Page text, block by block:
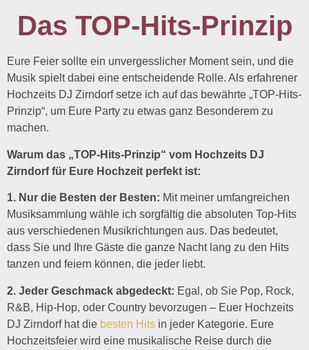
Das TOP-Hits-Prinzip
Eure Feier sollte ein unvergesslicher Moment sein, und die
Musik spielt dabei eine entscheidende Rolle. Als erfahrener
Hochzeits DJ Zirndorf setze ich auf das bewährte „TOP-Hits-
Prinzip“, um Eure Party zu etwas ganz Besonderem zu
machen.
Warum das „TOP-Hits-Prinzip“ vom Hochzeits DJ
Zirndorf für Eure Hochzeit perfekt ist:
1. Nur die Besten der Besten: Mit meiner umfangreichen
Musiksammlung wähle ich sorgfältig die absoluten Top-Hits
aus verschiedenen Musikrichtungen aus. Das bedeutet,
dass Sie und Ihre Gäste die ganze Nacht lang zu den Hits
tanzen und feiern können, die jeder liebt.
2. Jeder Geschmack abgedeckt: Egal, ob Sie Pop, Rock,
R&B, Hip-Hop, oder Country bevorzugen – Euer Hochzeits
DJ Zirndorf hat die besten Hits in jeder Kategorie. Eure
Hochzeitsfeier wird eine musikalische Reise durch die